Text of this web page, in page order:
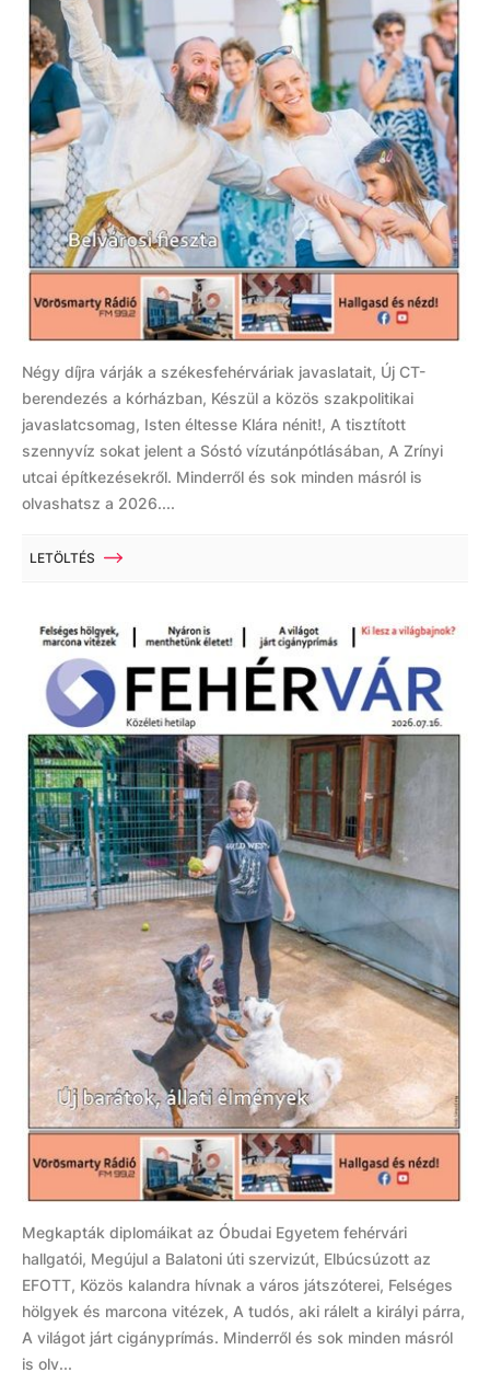
Négy díjra várják a székesfehérváriak javaslatait, Új CT-
berendezés a kórházban, Készül a közös szakpolitikai
javaslatcsomag, Isten éltesse Klára nénit!, A tisztított
szennyvíz sokat jelent a Sóstó vízutánpótlásában, A Zrínyi
utcai építkezésekről. Minderről és sok minden másról is
olvashatsz a 2026....
LETÖLTÉS
Megkapták diplomáikat az Óbudai Egyetem fehérvári
hallgatói, Megújul a Balatoni úti szervizút, Elbúcsúzott az
EFOTT, Közös kalandra hívnak a város játszóterei, Felséges
hölgyek és marcona vitézek, A tudós, aki rálelt a királyi párra,
A világot járt cigányprímás. Minderről és sok minden másról
is olv...